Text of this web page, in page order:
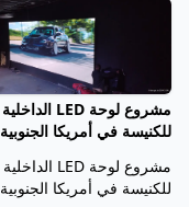
مشروع لوحة LED الداخلية
للكنيسة في أمريكا الجنوبية P2.5
مشروع لوحة LED الداخلية
للكنيسة في أمريكا الجنوبية P2.5